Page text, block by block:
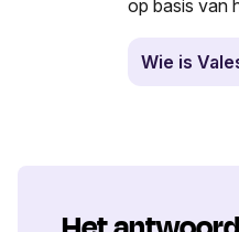
op basis van
Wie is